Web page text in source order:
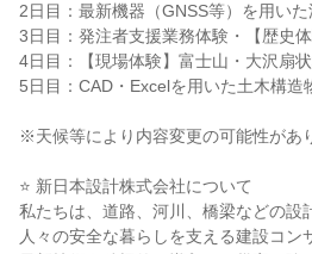
2日目：最新機器（GNSS等）を用い
3日目：発注者支援業務体験・【歴史
4日目：【現場体験】富士山・大沢扇
5日目：CAD・Excelを用いた土木構造
※天候等により内容変更の可能性があ
⭐ 新日本設計株式会社について
私たちは、道路、河川、橋梁などの設
人々の安全な暮らしを支える建設コン